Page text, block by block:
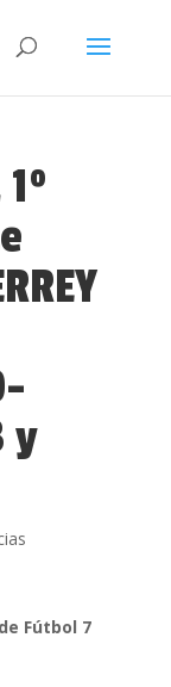
y
Fútbol 7